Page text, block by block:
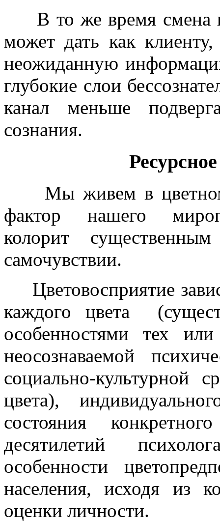
В то же время смена
может дать как
неожиданную
глубокие слои
канал меньше
сознания.
Мы живем в цветном
фактор нашего
колорит
самочувствии.
Цветовосприятие
каждого цвета
особенностями тех
неосознаваемой
социально-культурной
цвета),
состояния
десятилетий
особенности
населения, исходя из
оценки личности.